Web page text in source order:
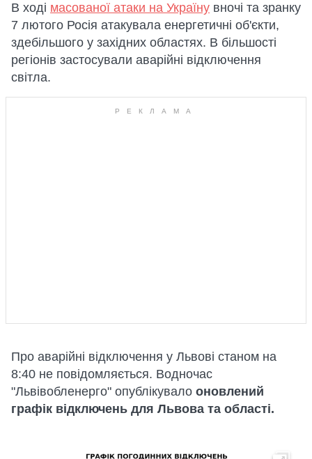
В ході масованої атаки на Україну вночі та зранку
7 лютого Росія атакувала енергетичні об'єкти,
здебільшого у західних областях. В більшості
регіонів застосували аварійні відключення
світла.
Про аварійні відключення у Львові станом на
8:40 не повідомляється. Водночас
"Львівобленерго" опублікувало оновлений
графік відключень для Львова та області.